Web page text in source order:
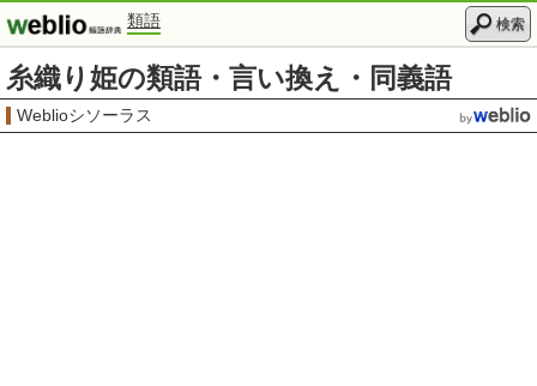
類語 検索
糸織り姫の類語・言い換え・同義語
Weblioシソーラス